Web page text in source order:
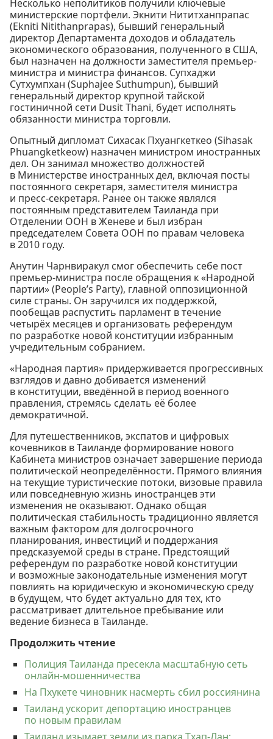
Несколько неполитиков получили ключевые
министерские портфели. Экнити Нититханпрапас
(Ekniti Nitithanprapas), бывший генеральный
директор Департамента доходов и обладатель
экономического образования, полученного в США,
был назначен на должности заместителя премьер-
министра и министра финансов. Супхаджи
Сутхумпхан (Suphajee Suthumpun), бывший
генеральный директор крупной тайской
гостиничной сети Dusit Thani, будет исполнять
обязанности министра торговли.
Опытный дипломат Сихасак Пхуангкеткео (Sihasak
Phuangketkeow) назначен министром иностранных
дел. Он занимал множество должностей
в Министерстве иностранных дел, включая посты
постоянного секретаря, заместителя министра
и пресс-секретаря. Ранее он также являлся
постоянным представителем Таиланда при
Отделении ООН в Женеве и был избран
председателем Совета ООН по правам человека
в 2010 году.
Анутин Чарнвиракул смог обеспечить себе пост
премьер-министра после обращения к «Народной
партии» (People’s Party), главной оппозиционной
силе страны. Он заручился их поддержкой,
пообещав распустить парламент в течение
четырёх месяцев и организовать референдум
по разработке новой конституции избранным
учредительным собранием.
«Народная партия» придерживается прогрессивных
взглядов и давно добивается изменений
в конституции, введённой в период военного
правления, стремясь сделать её более
демократичной.
Для путешественников, экспатов и цифровых
кочевников в Таиланде формирование нового
Кабинета министров означает завершение периода
политической неопределённости. Прямого влияния
на текущие туристические потоки, визовые правила
или повседневную жизнь иностранцев эти
изменения не оказывают. Однако общая
политическая стабильность традиционно является
важным фактором для долгосрочного
планирования, инвестиций и поддержания
предсказуемой среды в стране. Предстоящий
референдум по разработке новой конституции
и возможные законодательные изменения могут
повлиять на юридическую и экономическую среду
в будущем, что будет актуально для тех, кто
рассматривает длительное пребывание или
ведение бизнеса в Таиланде.
Продолжить чтение
Полиция Таиланда пресекла масштабную сеть
онлайн-мошенничества
На Пхукете чиновник насмерть сбил россиянина
Таиланд ускорит депортацию иностранцев
по новым правилам
Таиланд изымает земли из парка Тхап-Лан: